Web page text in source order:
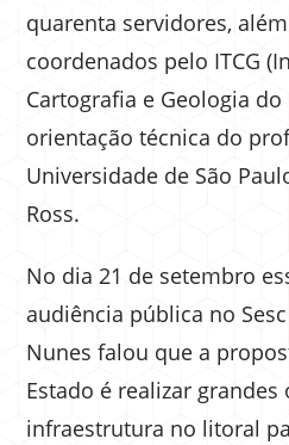
quarenta servidores,
coordenados pelo ITCG
Cartografia e Geologia do
orientação técnica do
Universidade de São
Ross.
No dia 21 de setembro
audiência pública no
Nunes falou que a
Estado é realizar grandes
infraestrutura no litoral